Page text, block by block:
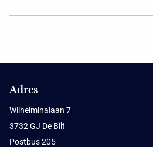
Adres
Wilhelminalaan 7
3732 GJ De Bilt
Postbus 205